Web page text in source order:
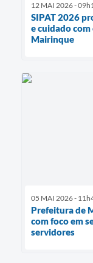
12 MAI 2026 -
SIPAT 2026
e cuidado
Mairinque
05 MAI 2026 -
Prefeitura de
com foco em
servidores